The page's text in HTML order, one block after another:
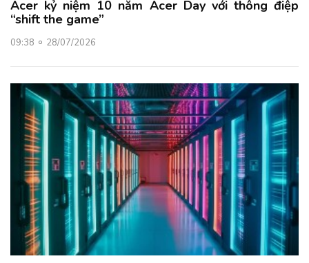
Acer kỷ niệm 10 năm Acer Day với thông điệp
“shift the game”
09:38 28/07/2026